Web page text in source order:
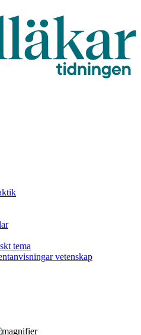
tema
vetenskap